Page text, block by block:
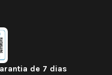
de 7 dias